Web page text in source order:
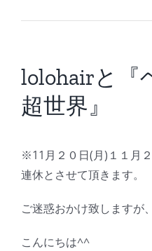
ACCESS
BLOG
Reservation
lolohairと『
超世界』
※11月２０日(月)１１月
連休とさせて頂きます。
ご迷惑おかけ致しますが
こんにちは^^